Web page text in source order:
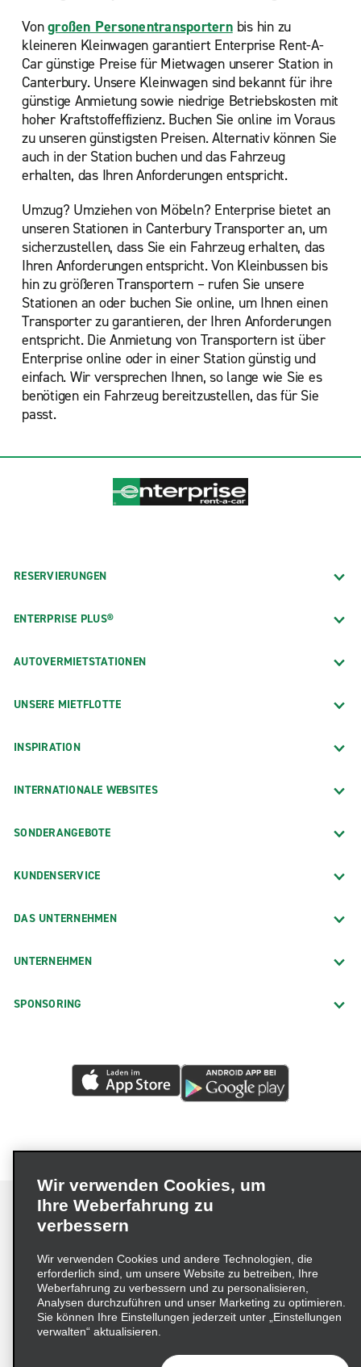
Vongroßen Personentransporternbis hin zu
kleineren Kleinwagen garantiert Enterprise Rent-A-
Car günstige Preise für Mietwagen unserer Station in
Canterbury. Unsere Kleinwagen sind bekannt für ihre
günstige Anmietung sowie niedrige Betriebskosten mit
hoher Kraftstoffeffizienz. Buchen Sie online im Voraus
zu unseren günstigsten Preisen. Alternativ können Sie
auch in der Station buchen und das Fahrzeug
erhalten, das Ihren Anforderungen entspricht.
Umzug? Umziehen von Möbeln? Enterprise bietet an
unseren Stationen in Canterbury Transporter an, um
sicherzustellen, dass Sie ein Fahrzeug erhalten, das
Ihren Anforderungen entspricht. Von Kleinbussen bis
hin zu größeren Transportern – rufen Sie unsere
Stationen an oder buchen Sie online, um Ihnen einen
Transporter zu garantieren, der Ihren Anforderungen
entspricht. Die Anmietung von Transportern ist über
Enterprise online oder in einer Station günstig und
einfach. Wir versprechen Ihnen, so lange wie Sie es
benötigen ein Fahrzeug bereitzustellen, das für Sie
passt.
RESERVIERUNGEN
ENTERPRISE PLUS®
AUTOVERMIETSTATIONEN
UNSERE MIETFLOTTE
INSPIRATION
INTERNATIONALE WEBSITES
SONDERANGEBOTE
KUNDENSERVICE
DAS UNTERNEHMEN
UNTERNEHMEN
SPONSORING
Impressum Nutzungsbedingungen
Datenschutzrichtlinie
Cookie-Richtlinie
Datenschutzoptionen
Lieferkettensorgfaltspflichtengesetz (LkSG) Grundsatzerklärung
Beschwerdeverfahren nach dem
Wir verwenden Cookies, um
Ihre Weberfahrung zu
verbessern
Wir verwenden Cookies und andere Technologien, die
erforderlich sind, um unsere Website zu betreiben, Ihre
Weberfahrung zu verbessern und zu personalisieren,
Analysen durchzuführen und unser Marketing zu optimieren.
Sie können Ihre Einstellungen jederzeit unter „Einstellungen
verwalten“ aktualisieren.